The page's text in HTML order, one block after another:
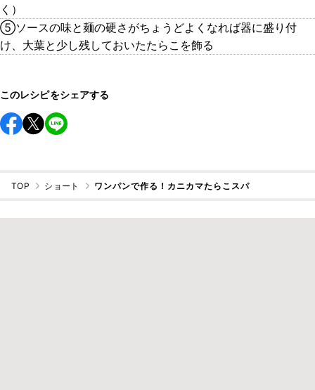
く）
⑤ソースの味と麺の硬さがちょうどよくなれば器に盛り付
け、大葉と少し残しておいたたらこを飾る
このレシピをシェアする
TOP ショート ワンパンで作る！カニカマたらこスパ